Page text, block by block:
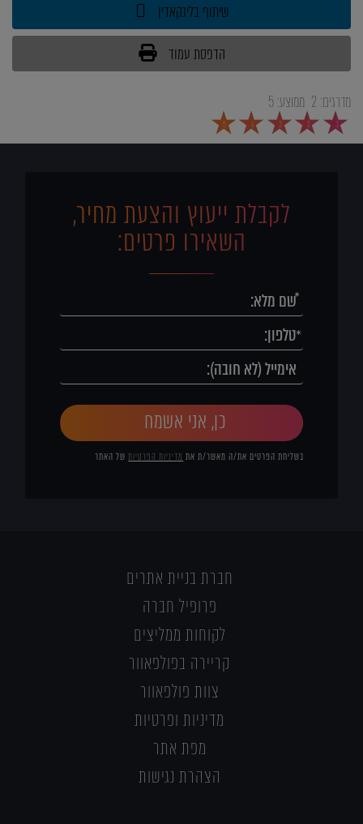
שיתוף בלינקאדין
הדפסת עמוד
מדרגים: 2 ממוצע:5
1
2
3
4
5
לקבלת ייעוץ והצעת מחיר,
השאירו פרטים:
כן, אני אשמח
בשליחת הפרטים את/ה מאשר/ת את מדיניות הפרטיותשל האתר
חברת בניית אתרים
פרופיל חברה
לקוחות ממליצים
קריירה בפולפאוור
צוות פולפאוור
מדיניות ופרטיות
מפת אתר
הצהרת נגישות